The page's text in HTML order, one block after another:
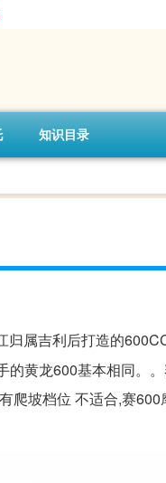
知识目录
归属吉利后打造的
黄龙600基本相同。
爬坡档位 不适合,赛